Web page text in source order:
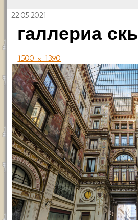
22.05.2021
галлериа
1500 × 1390